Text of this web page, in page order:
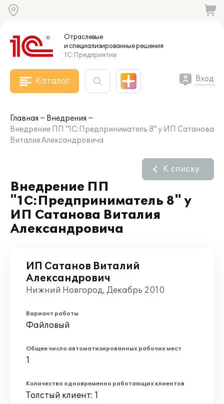
Отраслевые
и специализированныерешения
1С:Предприятие
Каталог Вход
Главная
Внедрения
Внедрение ПП "1С:Предприниматель 8" у ИП Сатанова
Виталия Александровича
Внедрение ПП
"1С:Предприниматель 8" у
ИП Сатанова Виталия
Александровича
К списку
ИП Сатанов Виталий
Александрович
Нижний Новгород, Декабрь 2010
Вариант работы
Файловый
Общее число автоматизированных рабочих мест
1
Количество одновременно работающих клиентов
Толстый клиент: 1